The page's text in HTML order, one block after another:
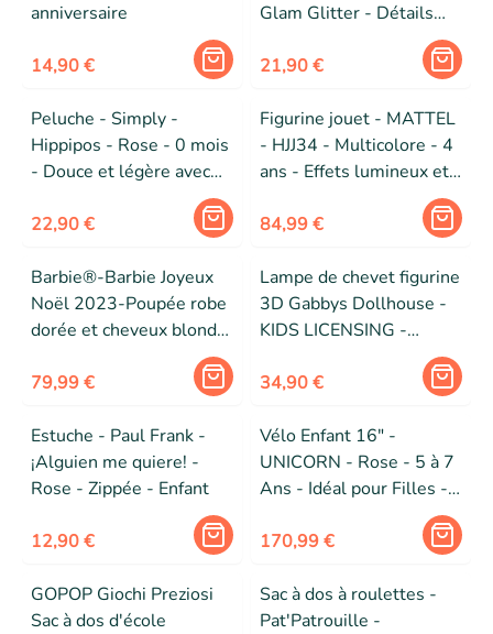
anniversaire
14,90 €
Glam Glitter - Détails
personnalisés - 20x15x9
cm
21,90 €
Peluche - Simply -
Hippipos - Rose - 0 mois
- Douce et légère avec
22,90 €
Figurine jouet - MATTEL
- HJJ34 - Multicolore - 4
ans - Effets lumineux et
84,99 €
Barbie®-Barbie Joyeux
Noël 2023-Poupée robe
dorée et cheveux blonds
79,99 €
Lampe de chevet figurine
3D Gabbys Dollhouse -
KIDS LICENSING -
34,90 €
Estuche - Paul Frank -
¡Alguien me quiere! -
Rose - Zippée - Enfant
12,90 €
Vélo Enfant 16" -
UNICORN - Rose - 5 à 7
Ans - Idéal pour Filles -
170,99 €
GOPOP Giochi Preziosi
Sac à dos d'école
Sac à dos à roulettes -
Pat'Patrouille -